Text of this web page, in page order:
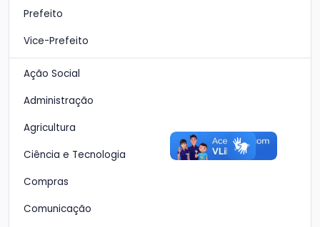
Prefeito
Vice-Prefeito
Ação Social
Administração
Agricultura
Ciência e Tecnologia
Compras
Comunicação